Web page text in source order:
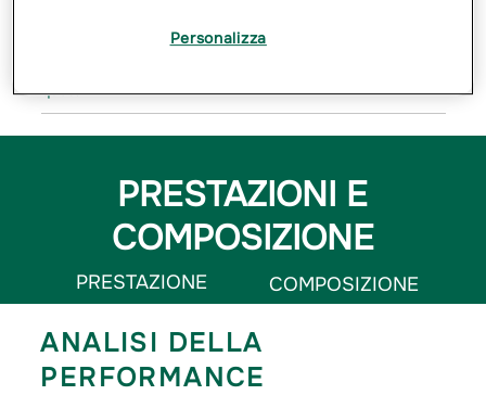
quota
PRESTAZIONI E
COMPOSIZIONE
PRESTAZIONE COMPOSIZIONE
ANALISI DELLA
PERFORMANCE
Personalizza